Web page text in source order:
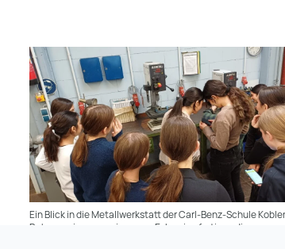
Ein Blick in die Metallwerkstatt der Carl-Benz-Schule
Rahmen einer gemeinsamen Exkursion fertigen die